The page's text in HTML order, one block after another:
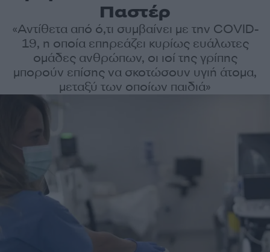
Παστέρ
«Αντίθετα από ό,τι συμβαίνει με την COVID-
19, η οποία επηρεάζει κυρίως ευάλωτες
ομάδες ανθρώπων, οι ιοί της γρίπης
μπορούν επίσης να σκοτώσουν υγιή άτομα,
μεταξύ των οποίων παιδιά»